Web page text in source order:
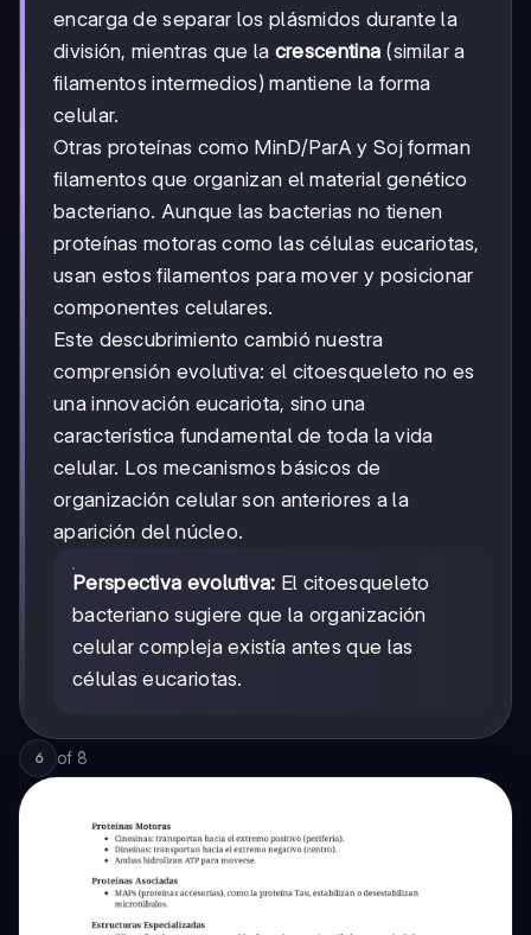
encarga de separar los plásmidos durante la
división, mientras que la crescentina (similar a
filamentos intermedios) mantiene la forma
celular.
Otras proteínas como MinD/ParA y Soj forman
filamentos que organizan el material genético
bacteriano. Aunque las bacterias no tienen
proteínas motoras como las células eucariotas,
usan estos filamentos para mover y posicionar
componentes celulares.
Este descubrimiento cambió nuestra
comprensión evolutiva: el citoesqueleto no es
una innovación eucariota, sino una
característica fundamental de toda la vida
celular. Los mecanismos básicos de
organización celular son anteriores a la
aparición del núcleo.
Perspectiva evolutiva: El citoesqueleto
bacteriano sugiere que la organización
celular compleja existía antes que las
células eucariotas.
6 of 8